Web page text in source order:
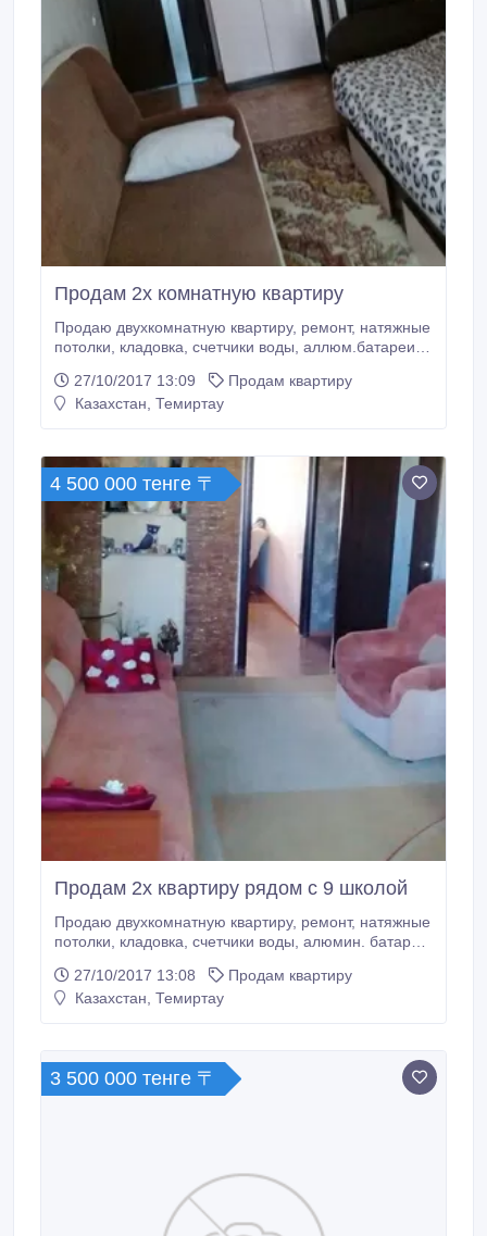
Продам 2х комнатную квартиру
Продаю двухкомнатную квартиру, ремонт, натяжные
потолки, кладовка, счетчики воды, аллюм.батареи,
27/10/2017 13:09
Продам квартиру
Казахстан, Темиртау
4 500 000 тенге 〒
Продам 2х квартиру рядом с 9 школой
Продаю двухкомнатную квартиру, ремонт, натяжные
потолки, кладовка, счетчики воды, алюмин. батареи,
27/10/2017 13:08
Продам квартиру
Казахстан, Темиртау
3 500 000 тенге 〒